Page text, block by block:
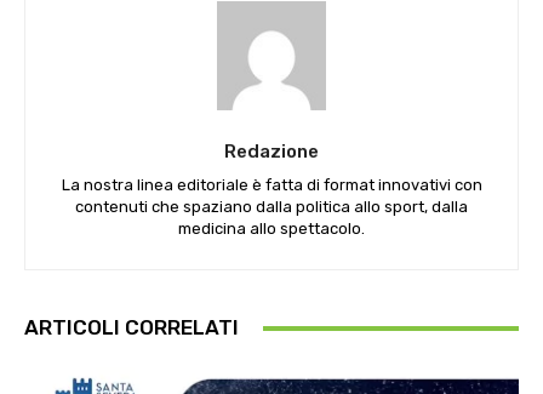
Redazione
La nostra linea editoriale è fatta di format innovativi con
contenuti che spaziano dalla politica allo sport, dalla
medicina allo spettacolo.
ARTICOLI CORRELATI